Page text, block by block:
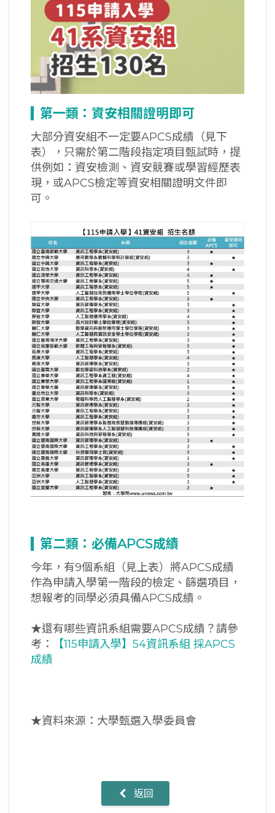
第一類：資安相關證明即可
大部分資安組不一定要APCS成績（見下
表），只需於第二階段指定項目甄試時，提
供例如：資安檢測、資安競賽或學習經歷表
現，或APCS檢定等資安相關證明文件即
可。
第二類：必備APCS成績
今年，有9個系組（見上表）將APCS成績
作為申請入學第一階段的檢定、篩選項目，
想報考的同學必須具備APCS成績。
★還有哪些資訊系組需要APCS成績？請參
考：
【115申請入學】54資訊系組 採APCS
成績
★資料來源：大學甄選入學委員會
返回